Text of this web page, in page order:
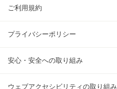
ご利用規約
プライバシーポリシー
安心・安全への取り組み
ウェブアクセシビリティの取り組み